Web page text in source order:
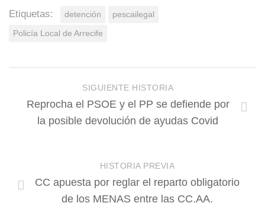
Etiquetas: detención
pescailegal
Policía Local de Arrecife
SIGUIENTE HISTORIA
Reprocha el PSOE y el PP se defiende por
la posible devolución de ayudas Covid
HISTORIA PREVIA
CC apuesta por reglar el reparto obligatorio
de los MENAS entre las CC.AA.